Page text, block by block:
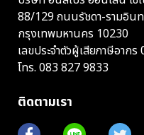
88/129 ถนนรัชดา-รามอินท
กรุงเทพมหานคร 10230
เลขประจำตัวผู้เสียภาษีอาก
โทร. 083 827 9833
ติดตามเรา